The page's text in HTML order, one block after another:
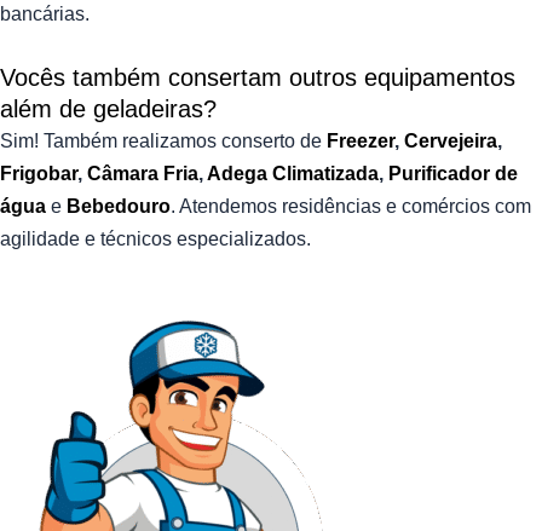
bancárias.
Vocês também consertam outros equipamentos
além de geladeiras?
Sim! Também realizamos conserto de Freezer, Cervejeira,
Frigobar, Câmara Fria,Adega Climatizada, Purificador de
água e Bebedouro. Atendemos residências e comércios com
agilidade e técnicos especializados.